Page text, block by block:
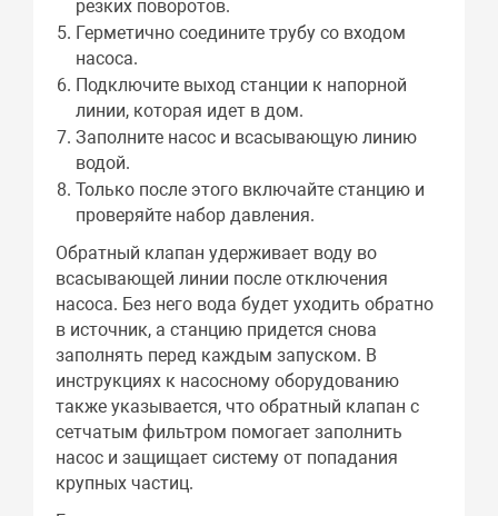
резких поворотов.
Герметично соедините трубу со входом
насоса.
Подключите выход станции к напорной
линии, которая идет в дом.
Заполните насос и всасывающую линию
водой.
Только после этого включайте станцию и
проверяйте набор давления.
Обратный клапан удерживает воду во
всасывающей линии после отключения
насоса. Без него вода будет уходить обратно
в источник, а станцию придется снова
заполнять перед каждым запуском. В
инструкциях к насосному оборудованию
также указывается, что обратный клапан с
сетчатым фильтром помогает заполнить
насос и защищает систему от попадания
крупных частиц.